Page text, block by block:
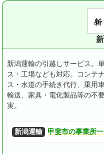
新潟運輸の引越しサービス。
ス・工場なども対応。コンテ
ス・水道の手続き代行、乗用
輸送、家具・電化製品等の不
実。
新潟運輸 甲斐市の事業所